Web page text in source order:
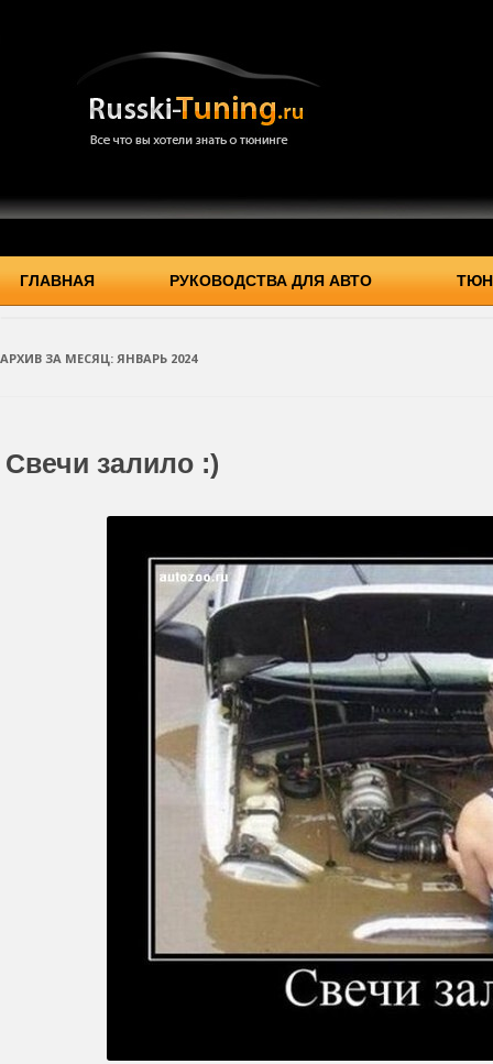
ГЛАВНАЯ РУКОВОДСТВА ДЛЯ АВТО
АРХИВ ЗА МЕСЯЦ: ЯНВАРЬ 2024
Свечи залило :)